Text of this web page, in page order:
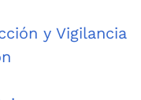
y Vigilancia